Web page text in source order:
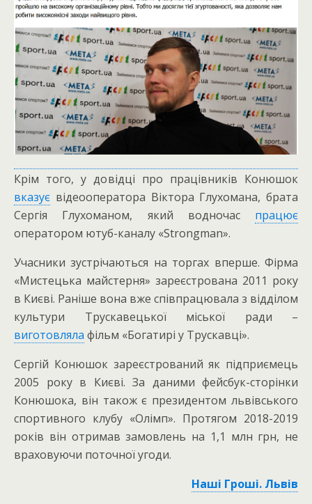
Крім того, у довідці про працівників Конюшок
вказує відеооператора Віктора Глухомана, брата
Сергія Глухоманом, який водночас працює
оператором ютуб-каналу «Strongman».
Учасники зустрічаються на торгах вперше. Фірма
«Мистецька майстерня» зареєстрована 2011 року
в Києві. Раніше вона вже співпрацювала з відділом
культури Трускавецької міської ради –
виготовляла фільм «Богатирі у Трускавці».
Сергій Конюшок зареєстрований як підприємець
2005 року в Києві. За даними фейсбук-сторінки
Конюшока, він також є президентом львівського
спортивного клубу «Олімп». Протягом 2018-2019
років він отримав замовлень на 1,1 млн грн, не
враховуючи поточної угоди.
Наші Гроші. Львів